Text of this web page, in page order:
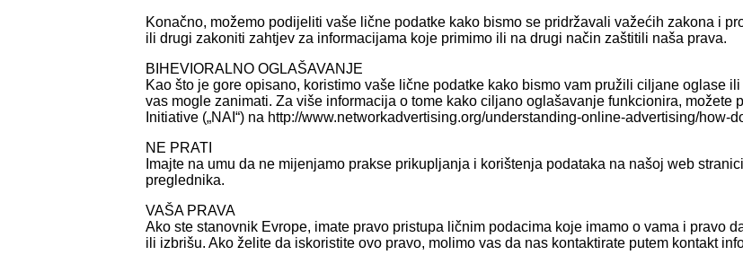
Konačno, možemo podijeliti vaše lične podatke kako bismo se pridržavali važećih zakona i
ili drugi zakoniti zahtjev za informacijama koje primimo ili na drugi način zaštitili naša prava.
BIHEVIORALNO OGLAŠAVANJE
Kao što je gore opisano, koristimo vaše lične podatke kako bismo vam pružili ciljane oglase
vas mogle zanimati. Za više informacija o tome kako ciljano oglašavanje funkcionira, možete
Initiative („NAI“) na http://www.networkadvertising.org/understanding-online-advertising/how-
NE PRATI
Imajte na umu da ne mijenjamo prakse prikupljanja i korištenja podataka na našoj web
preglednika.
VAŠA PRAVA
Ako ste stanovnik Evrope, imate pravo pristupa ličnim podacima koje imamo o vama i pravo
ili izbrišu. Ako želite da iskoristite ovo pravo, molimo vas da nas kontaktirate putem kontakt